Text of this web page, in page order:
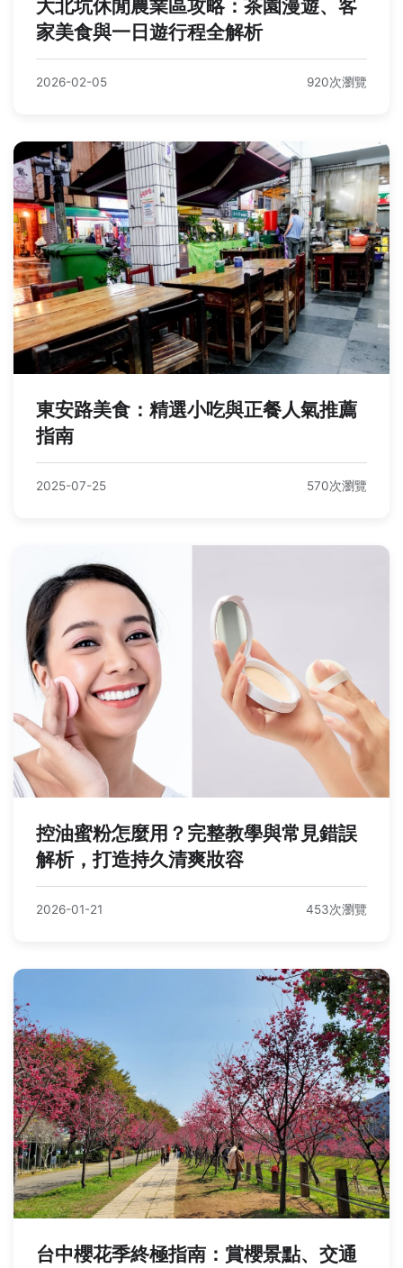
大北坑休閒農業區攻略：茶園漫遊、客
家美食與一日遊行程全解析
2026-02-05 920次瀏覽
東安路美食：精選小吃與正餐人氣推薦
指南
2025-07-25 570次瀏覽
控油蜜粉怎麼用？完整教學與常見錯誤
解析，打造持久清爽妝容
2026-01-21 453次瀏覽
台中櫻花季終極指南：賞櫻景點、交通